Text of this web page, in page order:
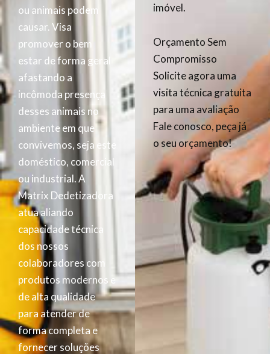
ou animais podem
causar. Visa
promover o bem
estar de forma geral
afastando a
incômoda presença
desses animais no
ambiente em que
convivemos, seja este
doméstico, comercial
ou industrial. A
Matrix Dedetizadora
atua aliando
capacidade técnica
dos nossos
colaboradores com
produtos modernos e
de alta qualidade
para atender de
forma completa e
fornecer soluções
imóvel.
Orçamento Sem
Compromisso
Solicite agora uma
visita técnica gratuita
para uma avaliação
Fale conosco, peça já
o seu orçamento!